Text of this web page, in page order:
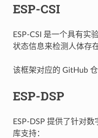
ESP-CSI
ESP-CSI 是一个具有实
状态信息来检测人体存在
该框架对应的 GitHub
ESP-DSP
ESP-DSP 提供了针对
库支持：